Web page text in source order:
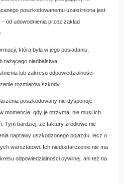
poszkodowanemu uzależniona jest
od udowodnienia przez zakład
która była w jego posiadaniu;
rażącego niedbalstwa;
lub zakresu odpowiedzialności
rozmiarów szkody.
poszkodowany nie dysponuje
momencie, gdy je otrzyma, nie musi ich
Tym bardziej, że faktury źródłowe nie
naprawy uszkodzonego pojazdu, lecz o
warsztatowi. Ich niedostarczenie nie ma
odpowiedzialności cywilnej, ani też na